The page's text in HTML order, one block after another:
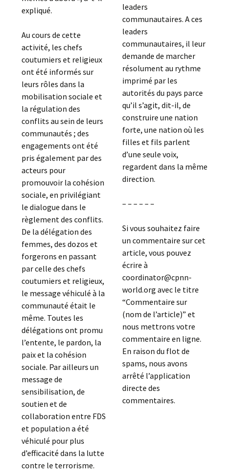
expliqué.
Au cours de cette
activité, les chefs
coutumiers et religieux
ont été informés sur
leurs rôles dans la
mobilisation sociale et
la régulation des
conflits au sein de leurs
communautés ; des
engagements ont été
pris également par des
acteurs pour
promouvoir la cohésion
sociale, en privilégiant
le dialogue dans le
règlement des conflits.
De la délégation des
femmes, des dozos et
forgerons en passant
par celle des chefs
coutumiers et religieux,
le message véhiculé à la
communauté était le
même. Toutes les
délégations ont promu
l’entente, le pardon, la
paix et la cohésion
sociale. Par ailleurs un
message de
sensibilisation, de
soutien et de
collaboration entre FDS
et population a été
véhiculé pour plus
d’efficacité dans la lutte
contre le terrorisme.
leaders
communautaires. A ces
leaders
communautaires, il leur
demande de marcher
résolument au rythme
imprimé par les
autorités du pays parce
qu’il s’agit, dit-il, de
construire une nation
forte, une nation où les
filles et fils parlent
d’une seule voix,
regardent dans la même
direction.
– – – – – –
Si vous souhaitez faire
un commentaire sur cet
article, vous pouvez
écrire à
coordinator@cpnn-
world.org avec le titre
“Commentaire sur
(nom de l’article)” et
nous mettrons votre
commentaire en ligne.
En raison du flot de
spams, nous avons
arrêté l’application
directe des
commentaires.